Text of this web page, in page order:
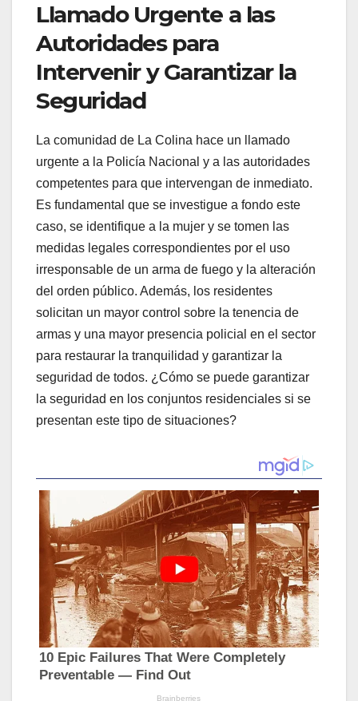
Llamado Urgente a las
Autoridades para
Intervenir y Garantizar la
Seguridad
La comunidad de La Colina hace un llamado
urgente a la Policía Nacional y a las autoridades
competentes para que intervengan de inmediato.
Es fundamental que se investigue a fondo este
caso, se identifique a la mujer y se tomen las
medidas legales correspondientes por el uso
irresponsable de un arma de fuego y la alteración
del orden público. Además, los residentes
solicitan un mayor control sobre la tenencia de
armas y una mayor presencia policial en el sector
para restaurar la tranquilidad y garantizar la
seguridad de todos. ¿Cómo se puede garantizar
la seguridad en los conjuntos residenciales si se
presentan este tipo de situaciones?